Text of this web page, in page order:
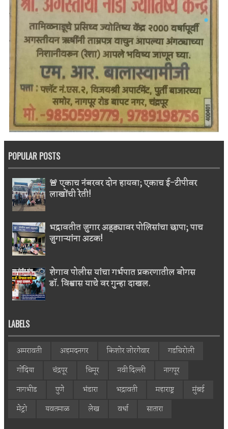
POPULAR POSTS
🚨 एकाच नंबरवर दोन हायवा; एकाच ई-टीपीवर
लाखोंची रेती!
भद्रावतीत जुगार अड्ड्यावर पोलिसांचा छापा; पाच
जुगाऱ्यांना अटक!
शेगाव पोलीस यांचा गर्भपात प्रकरणातील बोगस
डॉ. विश्वास याचे वर गुन्हा दाखल.
LABELS
अमरावती अहमदनगर किशोर जोरगेवार
गडचिरोली
गोंदिया
चंद्रपूर चिमूर नवी दिल्ली
नागपूर
नागभीड
पुणे भंडारा भद्रावती महाराष्ट्र
मुंबई
मेट्रो
यवतमाळ लेख वर्धा सातारा